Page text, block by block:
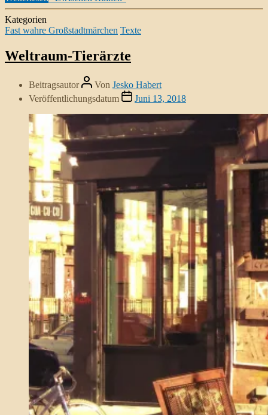
Kategorien
Fast wahre Großstadtmärchen Texte
Weltraum-Tierärzte
Beitragsautor Von Jesko Habert
Veröffentlichungsdatum
Juni 13, 2018